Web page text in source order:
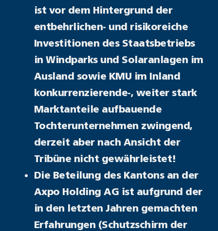
ist vor dem Hintergrund der
entbehrlichen- und risikoreiche
Investitionen des Staatsbetriebs
in Windparks und Solaranlagen im
Ausland sowie KMU im Inland
konkurrenzierende-, weiter stark
Marktanteile aufbauende
Tochterunternehmen zwingend,
derzeit aber nach Ansicht der
Tribüne nicht gewährleistet!
Die Beteilung des Kantons an der
Axpo Holding AG ist aufgrund der
in den letzten Jahren gemachten
Erfahrungen (Schutzschirm der